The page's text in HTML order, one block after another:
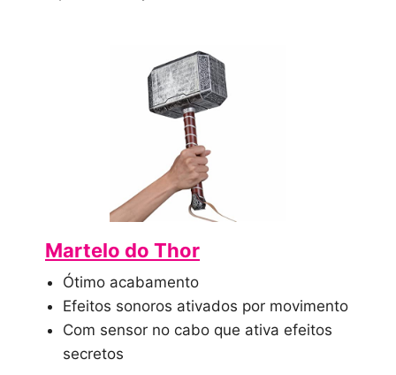
Martelo do Thor
Ótimo acabamento
Efeitos sonoros ativados por movimento
Com sensor no cabo que ativa efeitos
secretos